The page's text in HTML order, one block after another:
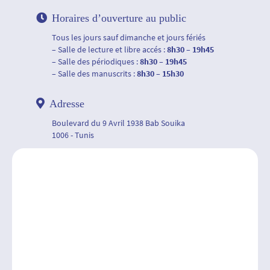
Horaires d’ouverture au public
Tous les jours sauf dimanche et jours fériés
– Salle de lecture et libre accés :8h30 – 19h45
– Salle des périodiques :8h30 – 19h45
– Salle des manuscrits :8h30 – 15h30
Adresse
Boulevard du 9 Avril 1938 Bab Souika
1006 - Tunis